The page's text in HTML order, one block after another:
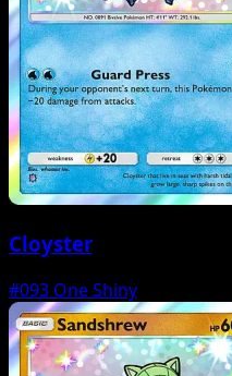
Cloyster
#093 One Shiny